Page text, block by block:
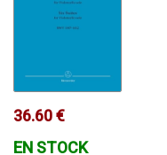
36.60 €
EN STOCK